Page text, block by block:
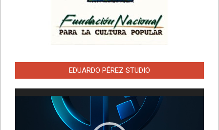
EDUARDO PÉREZ STUDIO
Reproductor